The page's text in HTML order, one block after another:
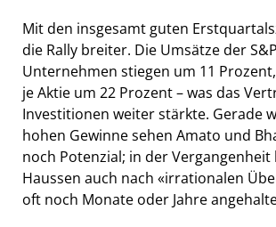
Mit den insgesamt guten
die Rally breiter. Die Umsätze der
Unternehmen stiegen um 11
je Aktie um 22 Prozent – was das
Investitionen weiter stärkte. Gerade
hohen Gewinne sehen Amato und
noch Potenzial; in der Vergangenheit
Haussen auch nach «irrationalen
oft noch Monate oder Jahre